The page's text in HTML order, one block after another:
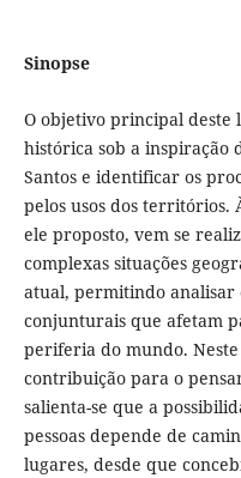
Sinopse
O objetivo principal
histórica sob a inspiração
Santos e identificar os
pelos usos dos territórios.
ele proposto, vem se
complexas situações
atual, permitindo analisar
conjunturais que afetam
periferia do mundo.
contribuição para o
salienta-se que a
pessoas depende de
lugares, desde que